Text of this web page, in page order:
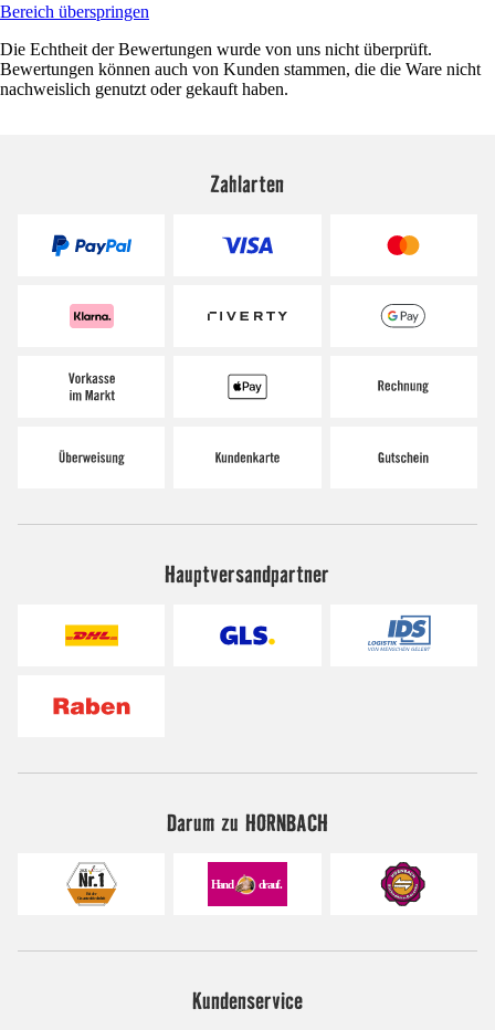
Bereich überspringen
Die Echtheit der Bewertungen wurde von uns nicht überprüft.
Bewertungen können auch von Kunden stammen, die die Ware nicht
nachweislich genutzt oder gekauft haben.
Zahlarten
Hauptversandpartner
Darum zu HORNBACH
Kundenservice